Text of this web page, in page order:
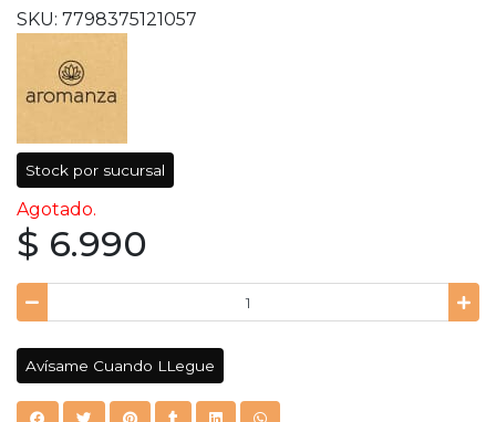
SKU: 7798375121057
Stock por sucursal
Agotado.
$ 6.990
Avísame Cuando LLegue